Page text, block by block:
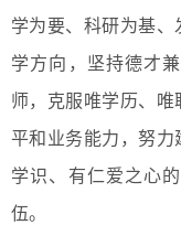
学为要、科研为基
学方向，坚持德才
师，克服唯学历、
平和业务能力，努力
学识、有仁爱之心
伍。